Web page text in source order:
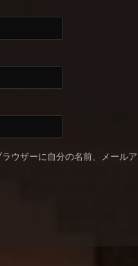
ウザーに自分の名前、メール